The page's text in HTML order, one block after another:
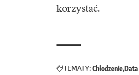
korzystać.
TEMATY:Chłodzenie